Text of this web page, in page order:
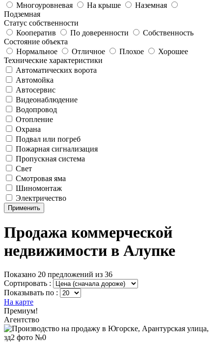
Многоуровневая
На крыше
Наземная
Подземная
Статус собственности
Кооператив
По доверенности
Собственность
Состояние объекта
Нормальное
Отличное Плохое
Хорошее
Технические характеристики
Автоматических ворота
Автомойка
Автосервис
Видеонаблюдение
Водопровод
Отопление
Охрана
Подвал или погреб
Пожарная сигнализация
Пропускная система
Свет
Смотровая яма
Шиномонтаж
Электричество
Применить
Продажа коммерческой
недвижимости в Алупке
Показано 20 предложений из 36
Сортировать :
Показывать по :
На карте
Премиум!
Агентство